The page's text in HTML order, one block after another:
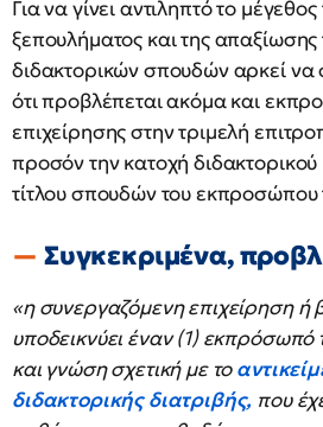
Για να γίνει αντιληπτό το μέγεθος
ξεπουλήματος και της
διδακτορικών σπουδών αρκεί
ότι προβλέπεται ακόμα και
επιχείρησης στην τριμελή
προσόν την κατοχή διδακτορικού
τίτλου σπουδών του εκπροσώπου
Συγκεκριμένα,
«η συνεργαζόμενη επιχείρηση ή
υποδεικνύει έναν (1) εκπρόσωπό
και γνώση σχετική με το
διδακτορικής διατριβής, που